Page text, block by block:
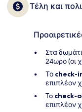
Τέλη και
Στα
24ωρο (οι
Το check-
επιπλέον
To check-
επιπλέον